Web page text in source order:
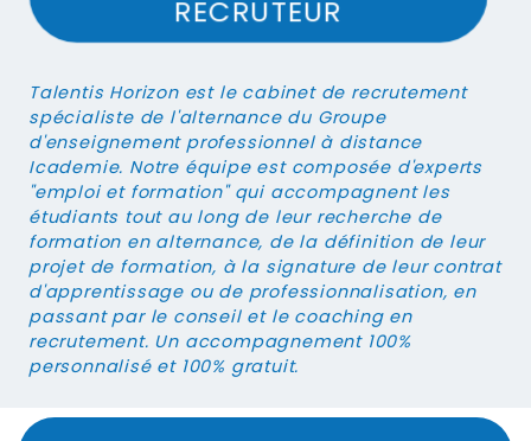
RECRUTEUR
Talentis Horizonest le cabinet de recrutement
spécialiste de l'alternance du Groupe
d'enseignement professionnel à distance
Icademie. Notre équipe est composée d'experts
"emploi et formation" qui accompagnent les
étudiants tout au long de leur recherche de
formation en alternance, de la définition de leur
projet de formation, à la signature de leur contrat
d'apprentissage ou de professionnalisation, en
passant par le conseil et le coaching en
recrutement. Un accompagnement 100%
personnalisé et 100% gratuit.